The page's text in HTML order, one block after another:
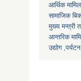
आर्थिक
सामाजिक
मुख्य मन्त्री
आन्तरिक
उद्योग